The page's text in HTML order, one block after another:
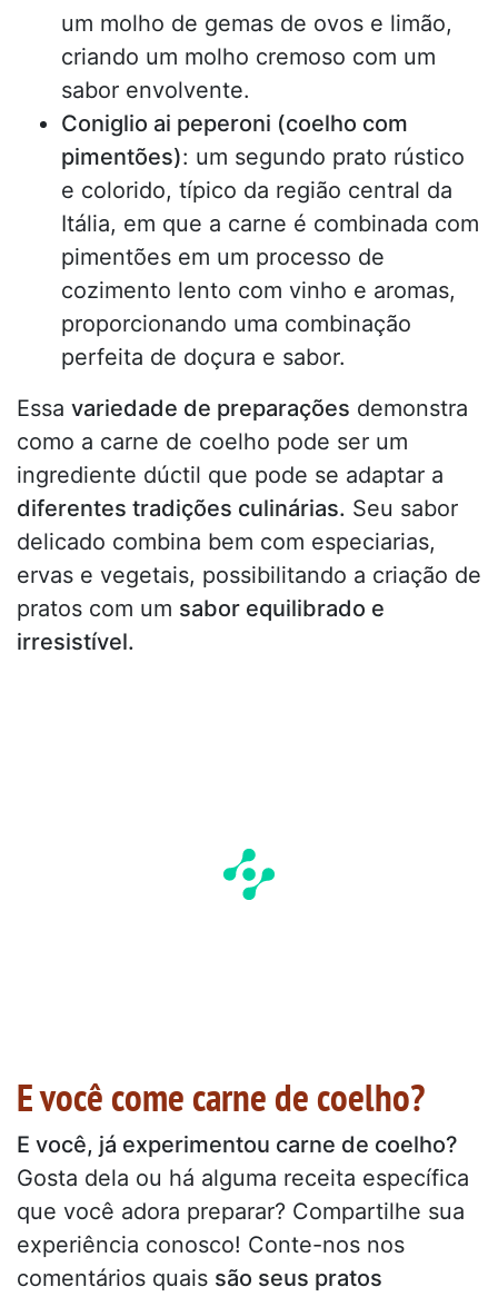
um molho de gemas de ovos e limão,
criando um molho cremoso com um
sabor envolvente.
Coniglio ai peperoni (coelho com
pimentões): um segundo prato rústico
e colorido, típico da região central da
Itália, em que a carne é combinada com
pimentões em um processo de
cozimento lento com vinho e aromas,
proporcionando uma combinação
perfeita de doçura e sabor.
Essa variedade de preparações demonstra
como a carne de coelho pode ser um
ingrediente dúctil que pode se adaptar a
diferentes tradições culinárias. Seu sabor
delicado combina bem com especiarias,
ervas e vegetais, possibilitando a criação de
pratos com um sabor equilibrado e
irresistível.
E você come carne de coelho?
E você, já experimentou carne de coelho?
Gosta dela ou há alguma receita específica
que você adora preparar? Compartilhe sua
experiência conosco! Conte-nos nos
comentários quais são seus pratos